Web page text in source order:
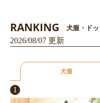
RANKING 犬服・ド
2026/08/07 更新
犬服
1